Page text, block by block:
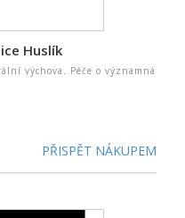
Huslík
výchova. Péče o významná
PŘISPĚT NÁKUPEM